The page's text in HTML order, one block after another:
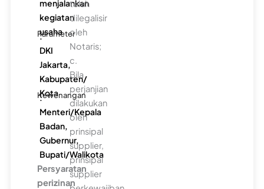
menjalankan
kegiatan
usaha
Parameter
:
DKI
Jakarta,
Kabupaten/
Kota
Kewenangan
:
Menteri/Kepala
Badan,
Gubernur,
Bupati/Walikota
Persyaratan
perizinan
telah
dilegalisir
oleh
Notaris;
c.
Bila
perjanjian
dilakukan
oleh
prinsipal
supplier,
prinsipal
supplier